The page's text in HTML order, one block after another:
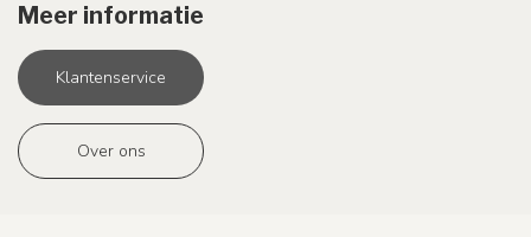
Meer informatie
Klantenservice
Over ons